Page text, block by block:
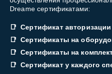
Dreame сертификатами:
Сертификат авторизации
Сертификаты на
Сертификаты на
Сертификат у каждого